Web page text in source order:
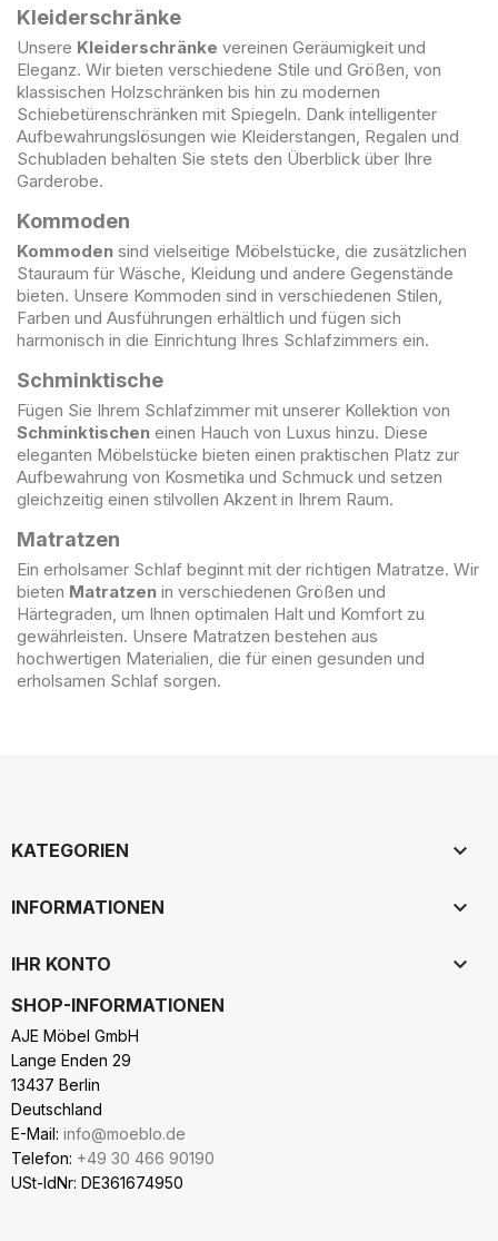
Kleiderschränke
Unsere Kleiderschränke vereinen Geräumigkeit und
Eleganz. Wir bieten verschiedene Stile und Größen, von
klassischen Holzschränken bis hin zu modernen
Schiebetürenschränken mit Spiegeln. Dank intelligenter
Aufbewahrungslösungen wie Kleiderstangen, Regalen und
Schubladen behalten Sie stets den Überblick über Ihre
Garderobe.
Kommoden
Kommoden sind vielseitige Möbelstücke, die zusätzlichen
Stauraum für Wäsche, Kleidung und andere Gegenstände
bieten. Unsere Kommoden sind in verschiedenen Stilen,
Farben und Ausführungen erhältlich und fügen sich
harmonisch in die Einrichtung Ihres Schlafzimmers ein.
Schminktische
Fügen Sie Ihrem Schlafzimmer mit unserer Kollektion von
Schminktischen einen Hauch von Luxus hinzu. Diese
eleganten Möbelstücke bieten einen praktischen Platz zur
Aufbewahrung von Kosmetika und Schmuck und setzen
gleichzeitig einen stilvollen Akzent in Ihrem Raum.
Matratzen
Ein erholsamer Schlaf beginnt mit der richtigen Matratze. Wir
bieten Matratzen in verschiedenen Größen und
Härtegraden, um Ihnen optimalen Halt und Komfort zu
gewährleisten. Unsere Matratzen bestehen aus
hochwertigen Materialien, die für einen gesunden und
erholsamen Schlaf sorgen.
KATEGORIEN 
INFORMATIONEN 
IHR KONTO 
SHOP-INFORMATIONEN
AJE Möbel GmbH
Lange Enden 29
13437 Berlin
Deutschland
E-Mail: info@moeblo.de
Telefon: +49 30 466 90190
USt-IdNr: DE361674950